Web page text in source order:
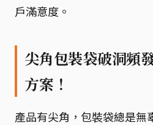
戶滿意度。
尖角包裝袋破洞頻
方案！
產品有尖角，包裝袋總是無